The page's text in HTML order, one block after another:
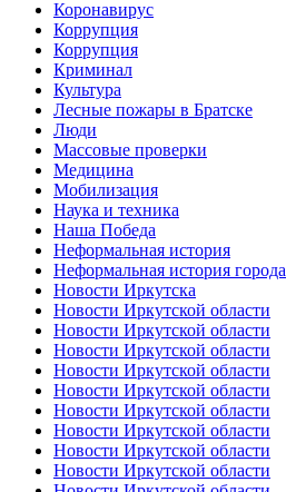
Коронавирус
Коррупция
Коррупция
Криминал
Культура
Лесные пожары в Братске
Люди
Массовые проверки
Медицина
Мобилизация
Наука и техника
Наша Победа
Неформальная история
Неформальная история города
Новости Иркутска
Новости Иркутской области
Новости Иркутской области
Новости Иркутской области
Новости Иркутской области
Новости Иркутской области
Новости Иркутской области
Новости Иркутской области
Новости Иркутской области
Новости Иркутской области